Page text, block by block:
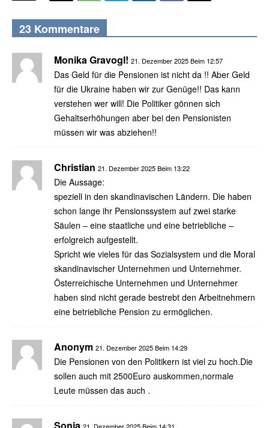
23 Kommentare
Monika Gravogl! 21. Dezember 2025 Beim 12:57
Das Geld für die Pensionen ist nicht da !! Aber Geld
für die Ukraine haben wir zur Genüge!! Das kann
verstehen wer will! Die Politiker gönnen sich
Gehaltserhöhungen aber bei den Pensionisten
müssen wir was abziehen!!
Christian 21. Dezember 2025 Beim 13:22
Die Aussage:
speziell in den skandinavischen Ländern. Die haben
schon lange ihr Pensionssystem auf zwei starke
Säulen – eine staatliche und eine betriebliche –
erfolgreich aufgestellt.
Spricht wie vieles für das Sozialsystem und die Moral
skandinavischer Unternehmen und Unternehmer.
Österreichische Unternehmen und Unternehmer
haben sind nicht gerade bestrebt den Arbeitnehmern
eine betriebliche Pension zu ermöglichen.
Anonym 21. Dezember 2025 Beim 14:29
Die Pensionen von den Politikern ist viel zu hoch.Die
sollen auch mit 2500Euro auskommen,normale
Leute müssen das auch .